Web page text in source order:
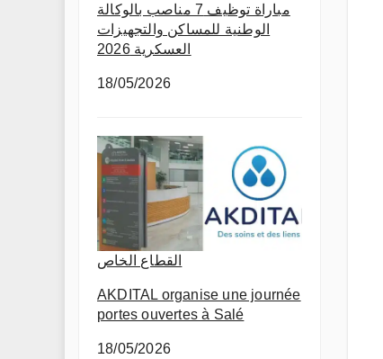
مباراة توظيف 7 مناصب بالوكالة
الوطنية للمساكن والتجهيزات
العسكرية 2026
18/05/2026
القطاع الخاص
AKDITAL organise une journée
portes ouvertes à Salé
18/05/2026